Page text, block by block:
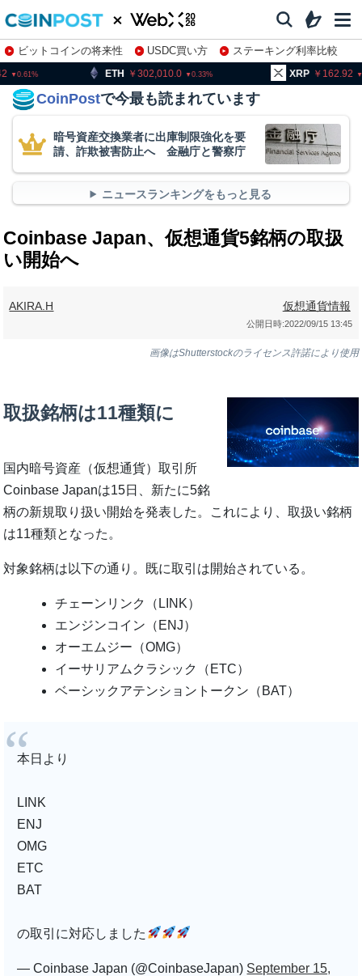
ビットコインの将来性 USDC買い方
ステーキング利率比較
株特集・関連銘柄
302,010.0 XRP 162.92
CoinPostで今最も読まれています
暗号資産交換業者に出庫制限強化を要
請、詐欺被害防止へ 金融庁と警察庁
ニュースランキングをもっと見る
Coinbase Japan、仮想通貨5銘柄の取扱
い開始へ
AKIRA.H 仮想通貨情報
公開日時:2022/09/15 13:45
画像はShutterstockのライセンス許諾により使用
取扱銘柄は11種類に
国内暗号資産（仮想通貨）取引所
Coinbase Japanは15日、新たに5銘
柄の新規取り扱い開始を発表した。これにより、取扱い銘柄
は11種類となった。
対象銘柄は以下の通り。既に取引は開始されている。
チェーンリンク（LINK）
エンジンコイン（ENJ）
オーエムジー（OMG）
イーサリアムクラシック（ETC）
ベーシックアテンショントークン（BAT）
本日より
LINK
ENJ
OMG
ETC
BAT
の取引に対応しました
— Coinbase Japan (@CoinbaseJapan) September 15,